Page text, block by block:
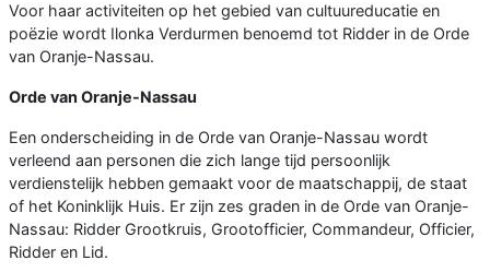
Voor haar activiteiten op het gebied van cultuureducatie en
poëzie wordt Ilonka Verdurmen benoemd tot Ridder in de Orde
van Oranje-Nassau.
Orde van Oranje-Nassau
Een onderscheiding in de Orde van Oranje-Nassau wordt
verleend aan personen die zich lange tijd persoonlijk
verdienstelijk hebben gemaakt voor de maatschappij, de staat
of het Koninklijk Huis. Er zijn zes graden in de Orde van Oranje-
Nassau: Ridder Grootkruis, Grootofficier, Commandeur, Officier,
Ridder en Lid.